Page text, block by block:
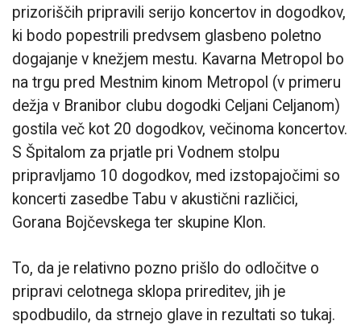
prizoriščih pripravili serijo koncertov in dogodkov,
ki bodo popestrili predvsem glasbeno poletno
dogajanje v knežjem mestu. Kavarna Metropol bo
na trgu pred Mestnim kinom Metropol (v primeru
dežja v Branibor clubu dogodki Celjani Celjanom)
gostila več kot 20 dogodkov, večinoma koncertov.
S Špitalom za prjatle pri Vodnem stolpu
pripravljamo 10 dogodkov, med izstopajočimi so
koncerti zasedbe Tabu v akustični različici,
Gorana Bojčevskega ter skupine Klon.
To, da je relativno pozno prišlo do odločitve o
pripravi celotnega sklopa prireditev, jih je
spodbudilo, da strnejo glave in rezultati so tukaj.